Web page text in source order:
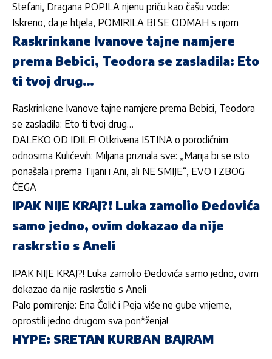
Stefani, Dragana POPILA njenu priču kao čašu vode:
Iskreno, da je htjela, POMIRILA BI SE ODMAH s njom
Raskrinkane Ivanove tajne namjere
prema Bebici, Teodora se zasladila: Eto
ti tvoj drug…
Raskrinkane Ivanove tajne namjere prema Bebici, Teodora
se zasladila: Eto ti tvoj drug…
DALEKO OD IDILE! Otkrivena ISTINA o porodičnim
odnosima Kulićevih: Miljana priznala sve: „Marija bi se isto
ponašala i prema Tijani i Ani, ali NE SMIJE“, EVO I ZBOG
ČEGA
IPAK NIJE KRAJ?! Luka zamolio Đedovića
samo jedno, ovim dokazao da nije
raskrstio s Aneli
IPAK NIJE KRAJ?! Luka zamolio Đedovića samo jedno, ovim
dokazao da nije raskrstio s Aneli
Palo pomirenje: Ena Čolić i Peja više ne gube vrijeme,
oprostili jedno drugom sva pon*ženja!
HYPE: SRETAN KURBAN BAJRAM